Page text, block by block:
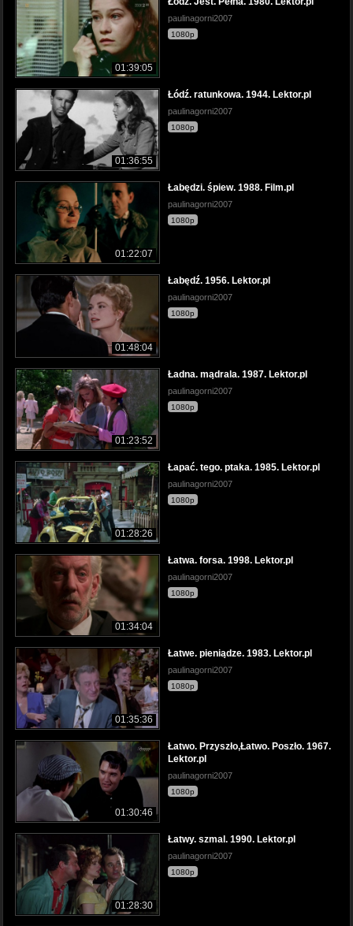
01:39:05
paulinagorni2007
1080p
01:36:55
Łódź. ratunkowa. 1944. Lektor.pl
paulinagorni2007
1080p
01:22:07
Łabędzi. śpiew. 1988. Film.pl
paulinagorni2007
1080p
01:48:04
Łabędź. 1956. Lektor.pl
paulinagorni2007
1080p
01:23:52
Ładna. mądrala. 1987. Lektor.pl
paulinagorni2007
1080p
01:28:26
Łapać. tego. ptaka. 1985. Lektor.pl
paulinagorni2007
1080p
01:34:04
Łatwa. forsa. 1998. Lektor.pl
paulinagorni2007
1080p
01:35:36
Łatwe. pieniądze. 1983. Lektor.pl
paulinagorni2007
1080p
01:30:46
Łatwo. Przyszło,Łatwo. Poszło. 1967.
Lektor.pl
paulinagorni2007
1080p
01:28:30
Łatwy. szmal. 1990. Lektor.pl
paulinagorni2007
1080p